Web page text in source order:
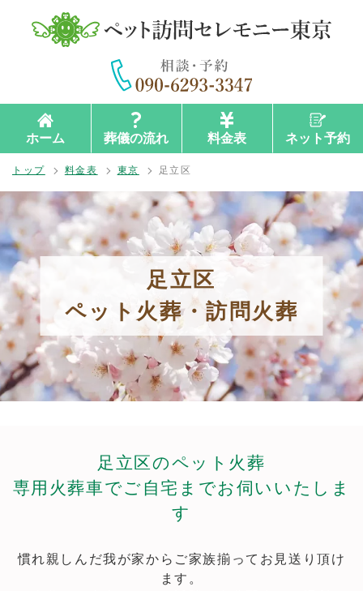
ホーム 葬儀の流れ 料金表 ネット予約
トップ 料金表 東京 足立区
足立区
ペット火葬・訪問火葬
足立区のペット火葬
専用火葬車でご自宅までお伺いいたしま
す
慣れ親しんだ我が家からご家族揃ってお見送り頂け
ます。